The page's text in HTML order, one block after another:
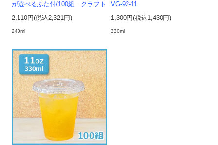
が選べるふた付/100組 クラフト
2,110円(税込2,321円)
240ml
VG-92-11
1,300円(税込1,430円)
330ml